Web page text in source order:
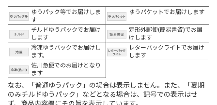
ゆうパック等でお届けしま
す
ゆうパケットでお届けします
チルドゆうパックでお届け
します
定形外郵便(簡易書留)でお届
けします
冷凍ゆうパックでお届けし
ます。
レターパックライトでお届け
します
佐川急便でのお届けとなり
ます
なお、「普通ゆうパック」の場合は表示しません。また、「夏期
のみチルドゆうパック」などとなる場合は、記号での表示はせ
ず、商品内容欄にその旨を表示しています。